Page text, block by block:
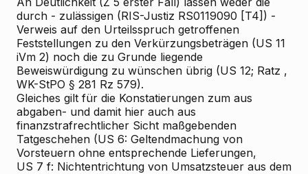
durch - zulässigen (RIS-Justiz RS0119090 [T4]) -
Verweis auf den Urteilsspruch getroffenen
Feststellungen zu den Verkürzungsbeträgen (US 11
iVm 2) noch die zu Grunde liegende
Beweiswürdigung zu wünschen übrig (US 12; Ratz ,
WK-StPO § 281 Rz 579).
Gleiches gilt für die Konstatierungen zum aus
abgaben- und damit hier auch aus
finanzstrafrechtlicher Sicht maßgebenden
Tatgeschehen (US 6: Geltendmachung von
Vorsteuern ohne entsprechende Lieferungen,
US 7 f: Nichtentrichtung von Umsatzsteuer aus dem